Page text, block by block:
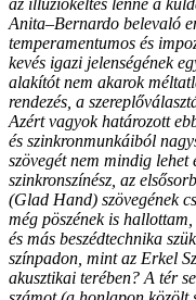
az illúziókeltés lenne a
Anita–Bernardo belevaló
temperamentumos és
kevés igazi jelenségének
alakítót nem akarok
rendezés, a
Azért vagyok határozott
és szinkronmunkáiból
szövegét nem mindig
szinkronszínész, az
(Glad Hand) szövegének
még pöszének is
és más beszédtechnika
színpadon, mint az Erkel
akusztikai terében? A tér